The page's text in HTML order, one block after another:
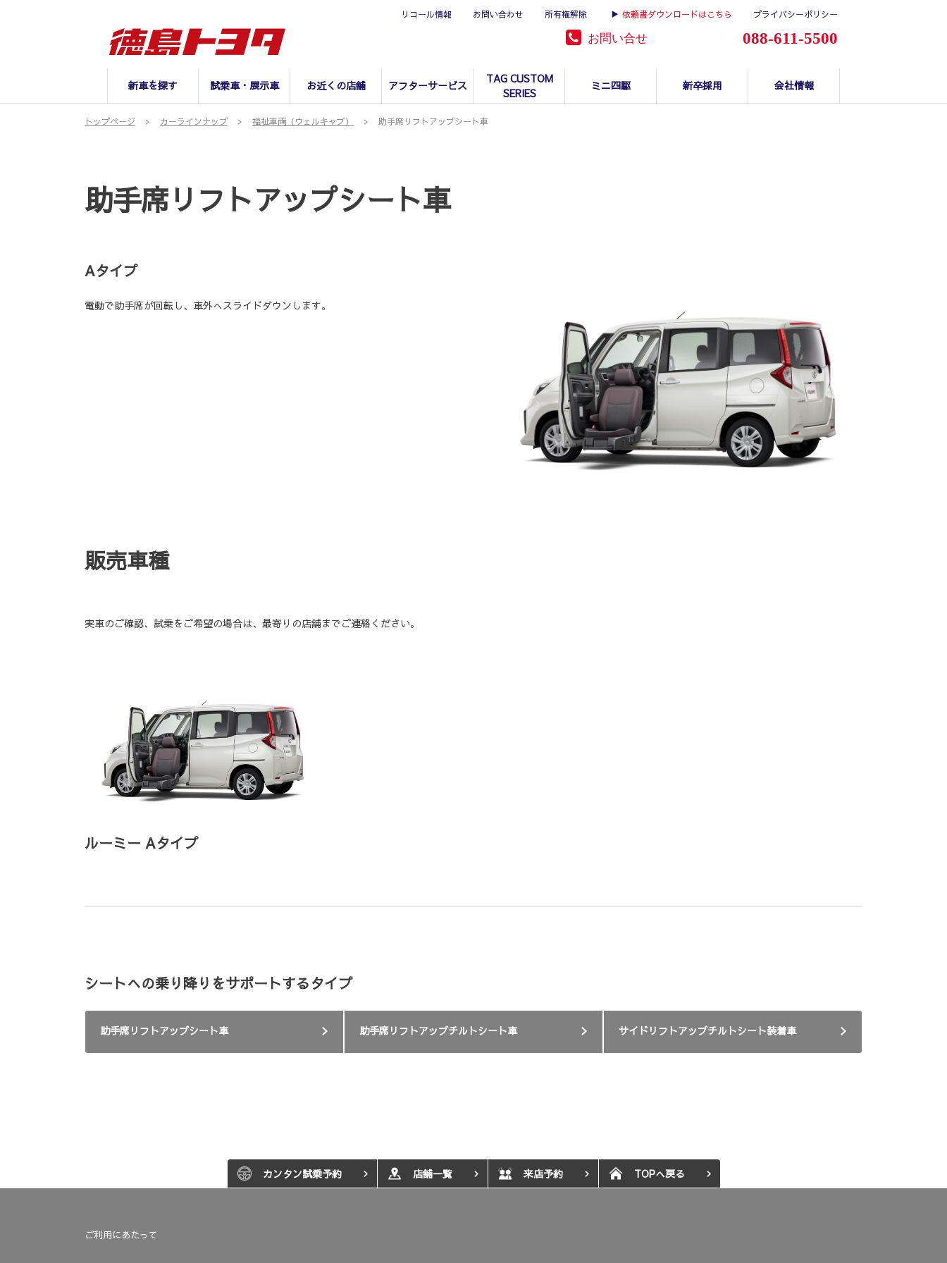
お問い合せ 088-611-5500
新車を探す 試乗車・展示車 お近くの店舗 アフターサービス
TAG CUSTOM
SERIES
ミニ四駆 新卒採用 会社情報
リコール情報 お問い合わせ 所有権解除 ▶ 依頼書ダウンロードはこちら プライバシーポリシー
トップページ カーラインナップ 福祉車両（ウェルキャブ） 助手席リフトアップシート車
助手席リフトアップシート車
Aタイプ
電動で助手席が回転し、車外へスライドダウンします。
販売車種
実車のご確認、試乗をご希望の場合は、最寄りの店舗までご連絡ください。
ルーミー Aタイプ
シートへの乗り降りをサポートするタイプ
助手席リフトアップシート車 助手席リフトアップチルトシート車 サイドリフトアップチルトシート装着車
カンタン試乗予約 店舗一覧 来店予約 TOPへ戻る
ご利用にあたって